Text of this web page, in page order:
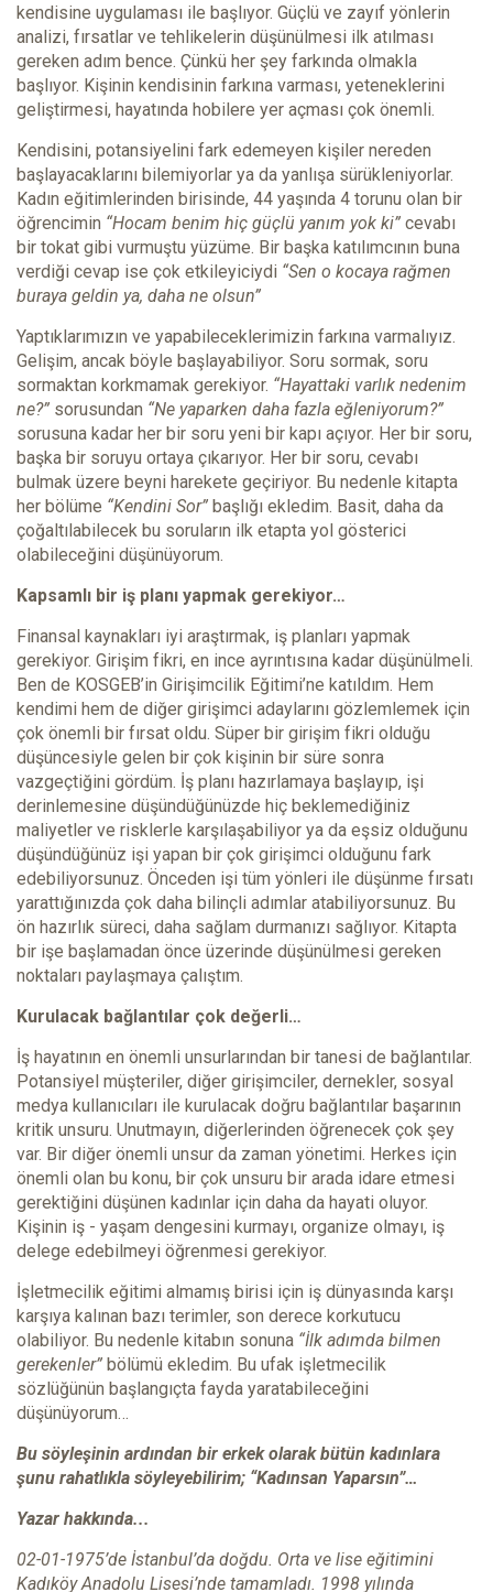
kendisine uygulaması ile başlıyor. Güçlü ve zayıf yönlerin
analizi, fırsatlar ve tehlikelerin düşünülmesi ilk atılması
gereken adım bence. Çünkü her şey farkında olmakla
başlıyor. Kişinin kendisinin farkına varması, yeteneklerini
geliştirmesi, hayatında hobilere yer açması çok önemli.
Kendisini, potansiyelini fark edemeyen kişiler nereden
başlayacaklarını bilemiyorlar ya da yanlışa sürükleniyorlar.
Kadın eğitimlerinden birisinde, 44 yaşında 4 torunu olan bir
öğrencimin “Hocam benim hiç güçlü yanım yok ki” cevabı
bir tokat gibi vurmuştu yüzüme. Bir başka katılımcının buna
verdiği cevap ise çok etkileyiciydi “Sen o kocaya rağmen
buraya geldin ya, daha ne olsun”
Yaptıklarımızın ve yapabileceklerimizin farkına varmalıyız.
Gelişim, ancak böyle başlayabiliyor. Soru sormak, soru
sormaktan korkmamak gerekiyor. “Hayattaki varlık nedenim
ne?” sorusundan “Ne yaparken daha fazla eğleniyorum?”
sorusuna kadar her bir soru yeni bir kapı açıyor. Her bir soru,
başka bir soruyu ortaya çıkarıyor. Her bir soru, cevabı
bulmak üzere beyni harekete geçiriyor. Bu nedenle kitapta
her bölüme “Kendini Sor” başlığı ekledim. Basit, daha da
çoğaltılabilecek bu soruların ilk etapta yol gösterici
olabileceğini düşünüyorum.
Kapsamlı bir iş planı yapmak gerekiyor…
Finansal kaynakları iyi araştırmak, iş planları yapmak
gerekiyor. Girişim fikri, en ince ayrıntısına kadar düşünülmeli.
Ben de KOSGEB’in Girişimcilik Eğitimi’ne katıldım. Hem
kendimi hem de diğer girişimci adaylarını gözlemlemek için
çok önemli bir fırsat oldu. Süper bir girişim fikri olduğu
düşüncesiyle gelen bir çok kişinin bir süre sonra
vazgeçtiğini gördüm. İş planı hazırlamaya başlayıp, işi
derinlemesine düşündüğünüzde hiç beklemediğiniz
maliyetler ve risklerle karşılaşabiliyor ya da eşsiz olduğunu
düşündüğünüz işi yapan bir çok girişimci olduğunu fark
edebiliyorsunuz. Önceden işi tüm yönleri ile düşünme fırsatı
yarattığınızda çok daha bilinçli adımlar atabiliyorsunuz. Bu
ön hazırlık süreci, daha sağlam durmanızı sağlıyor. Kitapta
bir işe başlamadan önce üzerinde düşünülmesi gereken
noktaları paylaşmaya çalıştım.
Kurulacak bağlantılar çok değerli…
İş hayatının en önemli unsurlarından bir tanesi de bağlantılar.
Potansiyel müşteriler, diğer girişimciler, dernekler, sosyal
medya kullanıcıları ile kurulacak doğru bağlantılar başarının
kritik unsuru. Unutmayın, diğerlerinden öğrenecek çok şey
var. Bir diğer önemli unsur da zaman yönetimi. Herkes için
önemli olan bu konu, bir çok unsuru bir arada idare etmesi
gerektiğini düşünen kadınlar için daha da hayati oluyor.
Kişinin iş - yaşam dengesini kurmayı, organize olmayı, iş
delege edebilmeyi öğrenmesi gerekiyor.
İşletmecilik eğitimi almamış birisi için iş dünyasında karşı
karşıya kalınan bazı terimler, son derece korkutucu
olabiliyor. Bu nedenle kitabın sonuna “İlk adımda bilmen
gerekenler” bölümü ekledim. Bu ufak işletmecilik
sözlüğünün başlangıçta fayda yaratabileceğini
düşünüyorum…
Bu söyleşinin ardından bir erkek olarak bütün kadınlara
şunu rahatlıkla söyleyebilirim; “Kadınsan Yaparsın”…
Yazar hakkında...
02-01-1975’de İstanbul’da doğdu. Orta ve lise eğitimini
Kadıköy Anadolu Lisesi’nde tamamladı. 1998 yılında